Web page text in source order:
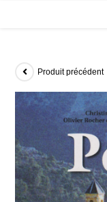
Produit précédent